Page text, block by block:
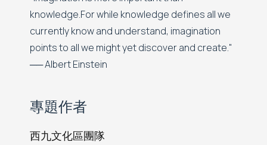
knowledge.For while knowledge defines all we
currently know and understand, imagination
points to all we might yet discover and create."
── Albert Einstein
專題作者
西九文化區團隊